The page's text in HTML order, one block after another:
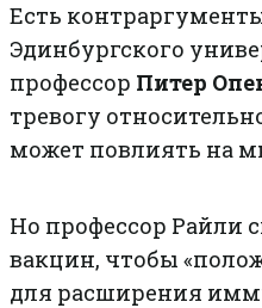
Есть
Эдинбургского
профессор Питер
тревогу
может повлиять на
Но профессор Райли
вакцин, чтобы
для расширения